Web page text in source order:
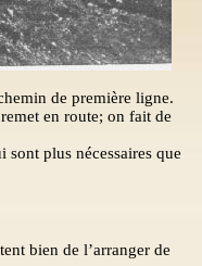
de première ligne.
en route; on fait de
plus nécessaires que
bien de l’arranger de